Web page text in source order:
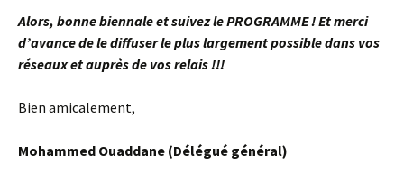
Alors, bonne biennale et suivez le PROGRAMME !Et merci
d’avance de le diffuser le plus largement possible dans vos
réseaux et auprès de vos relais !!!
Bien amicalement,
Mohammed Ouaddane (Délégué général)